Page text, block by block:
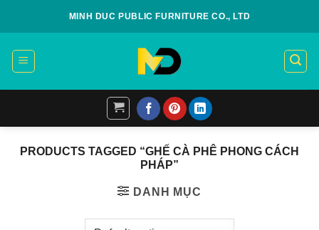
MINH DUC PUBLIC FURNITURE CO., LTD
PRODUCTS TAGGED “GHẾ CÀ PHÊ PHONG CÁCH
PHÁP”
DANH MỤC